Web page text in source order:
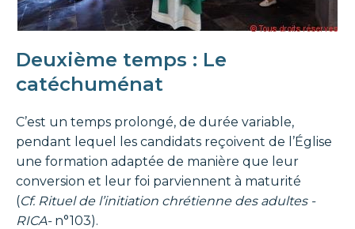
Deuxième temps : Le
catéchuménat
C’est un temps prolongé, de durée variable,
pendant lequel les candidats reçoivent de l’Église
une formation adaptée de manière que leur
conversion et leur foi parviennent à maturité
(Cf. Rituel de l’initiation chrétienne des adultes -
RICA- n°103).